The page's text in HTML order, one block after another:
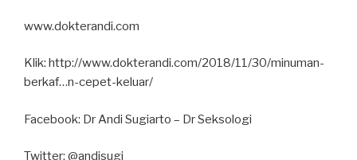
www.dokterandi.com
Klik: http://www.dokterandi.com/2018/11/30/minuman-
berkaf…n-cepet-keluar/
Facebook: Dr Andi Sugiarto – Dr Seksologi
Twitter: @andisugi